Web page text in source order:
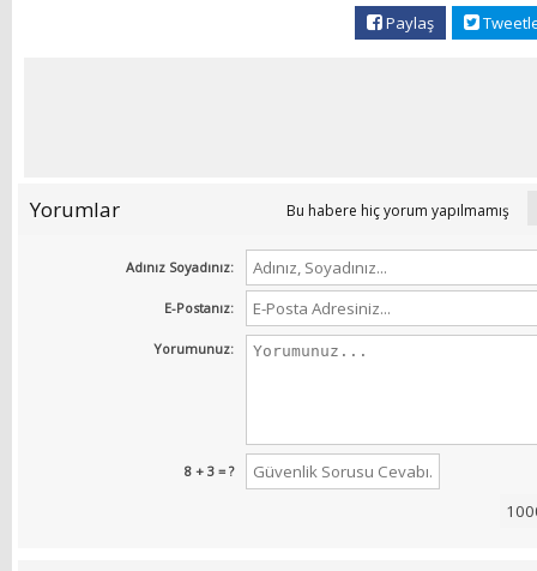
Paylaş
Yorumlar Bu habere hiç yorum yapılmamış
Adınız Soyadınız:
E-Postanız:
Yorumunuz:
8 + 3 = ?